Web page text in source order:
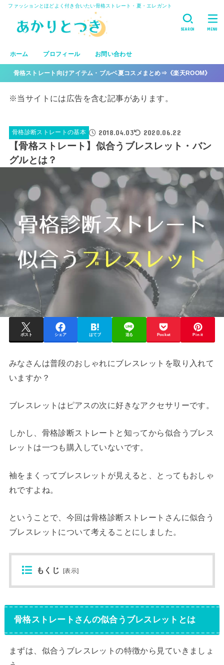
ファッションとほどよく付き合いたい骨格ストレート・夏・エレガント
ホーム プロフィール お問い合わせ
SEARCH MENU
骨格ストレート向けアイテム・ブルベ夏コスメまとめ⇒《楽天ROOM》
※当サイトには広告を含む記事があります。
骨格診断ストレートの基本 2018.04.03 2020.06.22
【骨格ストレート】似合うブレスレット・バン
グルとは？
ポスト シェア はてブ 送る Pocket Pin it
みなさんは普段のおしゃれにブレスレットを取り入れて
いますか？
ブレスレットはピアスの次に好きなアクセサリーです。
しかし、骨格診断ストレートと知ってから似合うブレス
レットは一つも購入していないです。
袖をまくってブレスレットが見えると、とってもおしゃ
れですよね。
ということで、今回は骨格診断ストレートさんに似合う
ブレスレットについて考えることにしました。
もくじ [表示]
骨格ストレートさんの似合うブレスレットとは
まずは、似合うブレスレットの特徴から見ていきましょ